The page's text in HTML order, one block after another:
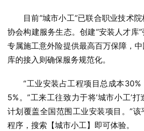
目前”城市小工”已联合职业技术
协会构建服务生态。创建”安装人才库
专属施工意外险提供最高百万保障，
库的接入则确保服务规范化。
“工业安装占工程项目总成本30%
5%。”工来工往致力于将’城市小工’
计划覆盖全国范围工业安装项目。”
程序，搜索【城市小工】即可体验。